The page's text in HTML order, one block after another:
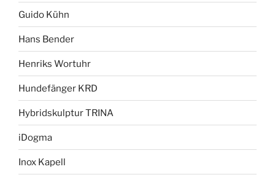
Guido Kühn
Hans Bender
Henriks Wortuhr
Hundefänger KRD
Hybridskulptur TRINA
iDogma
Inox Kapell